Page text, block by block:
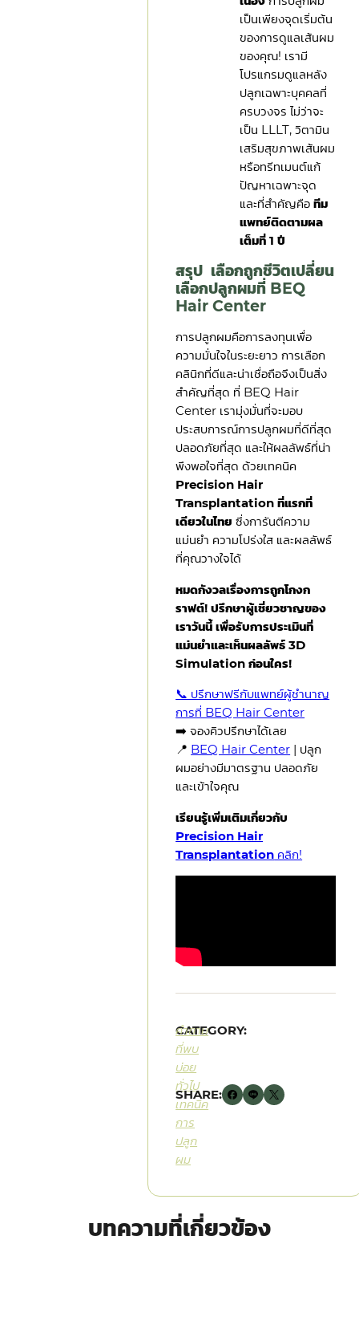
เป็นเพียงจุดเริ่มต้น
ของการดูแลเส้นผม
ของคุณ! เรามี
โปรแกรมดูแลหลัง
ปลูกเฉพาะบุคคลที่
ครบวงจร ไม่ว่าจะ
เป็น LLLT, วิตามิน
เสริมสุขภาพเส้นผม
หรือทรีทเมนต์แก้
ปัญหาเฉพาะจุด
และที่สำคัญคือทีม
แพทย์ติดตามผล
เต็มที่ 1 ปี
สรุป เลือกถูกชีวิตเปลี่ยน
เลือกปลูกผมที่ BEQ
Hair Center
การปลูกผมคือการลงทุนเพื่อ
ความมั่นใจในระยะยาว การเลือก
คลินิกที่ดีและน่าเชื่อถือจึงเป็นสิ่ง
สำคัญที่สุด ที่ BEQ Hair
Center เรามุ่งมั่นที่จะมอบ
ประสบการณ์การปลูกผมที่ดีที่สุด
ปลอดภัยที่สุด และให้ผลลัพธ์ที่น่า
พึงพอใจที่สุด ด้วยเทคนิค
Precision Hair
Transplantation ที่แรกที่
เดียวในไทย ซึ่งการันตีความ
แม่นยำ ความโปร่งใส และผลลัพธ์
ที่คุณวางใจได้
หมดกังวลเรื่องการถูกโกงก
ราฟต์! ปรึกษาผู้เชี่ยวชาญของ
เราวันนี้ เพื่อรับการประเมินที่
แม่นยำและเห็นผลลัพธ์ 3D
Simulation ก่อนใคร!
📞 ปรึกษาฟรีกับแพทย์ผู้ชำนาญ
การที่ BEQ Hair Center
➡️ จองคิวปรึกษาได้เลย
📍 BEQ Hair Center | ปลูก
ผมอย่างมีมาตรฐาน ปลอดภัย
และเข้าใจคุณ
เรียนรู้เพิ่มเติมเกี่ยวกับ
Precision Hair
Transplantation คลิก!
CATEGORY:
คำถาม
ที่พบ
บ่อย
ทั่วไป
เทคนิค
การ
ปลูก
ผม
SHARE:
บทความที่เกี่ยวข้อง